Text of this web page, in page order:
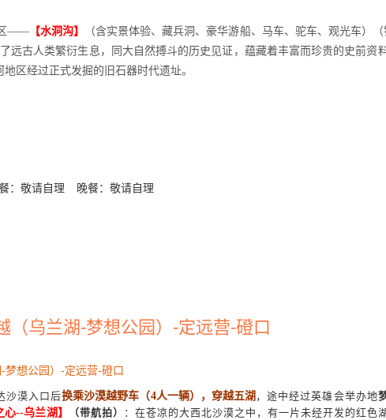
—— 【水洞沟】 （含实景体验、藏兵洞、豪华游船、马车、驼车、观光车）（
远古人类繁衍生息，同大自然搏斗的历史见证，蕴藏着丰富而珍贵的史前资
区经过正式发掘的旧石器时代遗址。
：敬请自理 晚餐：敬请自理
（乌兰湖-梦想公园）-定远营-磴口
梦想公园）-定远营-磴口
沙漠入口后换乘沙漠越野车（4人一辆），穿越五湖 ，途中经过英雄会举办地
心--乌兰湖 】 （带航拍） ：在苍凉的大西北沙漠之中，有一片未经开发的红色